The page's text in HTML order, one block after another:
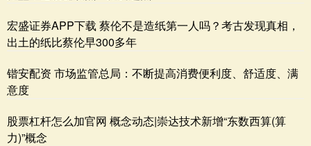
宏盛证券APP下载 蔡伦不是造纸第一人吗？考古发现真相，
出土的纸比蔡伦早300多年
锴安配资 市场监管总局：不断提高消费便利度、舒适度、满
意度
股票杠杆怎么加官网 概念动态|崇达技术新增“东数西算(算
力)”概念